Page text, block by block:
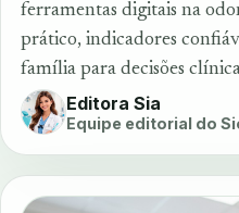
ferramentas digitais na
prático, indicadores
família para decisões
Editora Sia
Equipe editorial do